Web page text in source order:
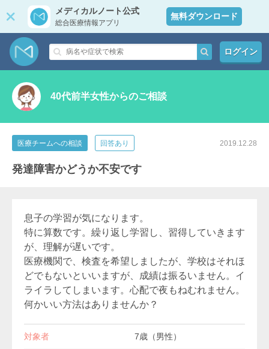
メディカルノート公式
総合医療情報アプリ
無料ダウンロード
ログイン
40代前半女性からのご相談
医療チームへの相談 回答あり 2019.12.28
発達障害かどうか不安です
息子の学習が気になります。
特に算数です。繰り返し学習し、習得していきます
が、理解が遅いです。
医療機関で、検査を希望しましたが、学校はそれほ
どでもないといいますが、成績は振るいません。イ
ライラしてしまいます。心配で夜もねむれません。
何かいい方法はありませんか？
対象者 7歳（男性）